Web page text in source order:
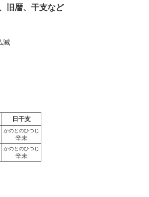
旧暦、干支など
滅
日干支
かのとのひつじ
辛未
かのとのひつじ
辛未